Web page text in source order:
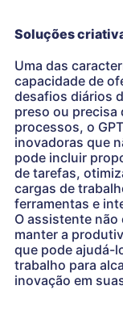
Soluções
Uma das
capacidade de
desafios diários
preso ou precisa
processos, o
inovadoras que
pode incluir
de tarefas,
cargas de
ferramentas e
O assistente não
manter a
que pode ajudá-
trabalho para
inovação em